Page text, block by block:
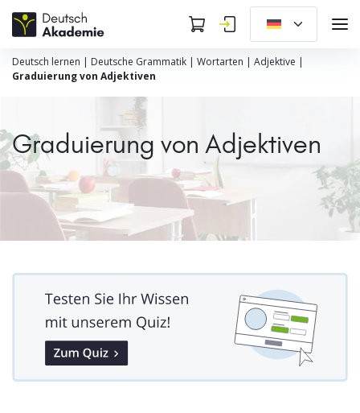
Deutsch lernen | Deutsche Grammatik | Wortarten | Adjektive |
Graduierung von Adjektiven
Graduierung von Adjektiven